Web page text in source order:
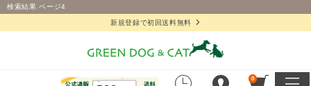
検索結果 ページ4
新規登録で初回送料無料
0